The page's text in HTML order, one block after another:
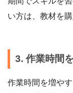
い方は、教材を
3. 作業時間
作業時間を増や